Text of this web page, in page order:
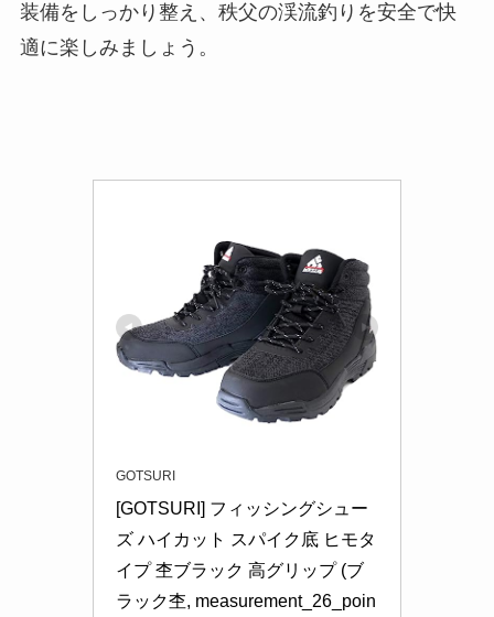
装備をしっかり整え、秩父の渓流釣りを安全で快
適に楽しみましょう。
GOTSURI
[GOTSURI] フィッシングシュー
ズ ハイカット スパイク底 ヒモタ
イプ 杢ブラック 高グリップ (ブ
ラック杢, measurement_26_poin